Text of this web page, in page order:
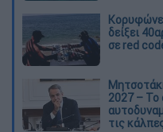
δείξει
σε red
2027 – Το
τις